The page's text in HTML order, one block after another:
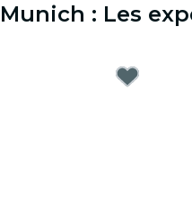
: Les